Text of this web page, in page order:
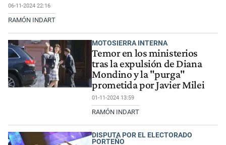
06-11-2024 22:16
RAMÓN INDART
MOTOSIERRA INTERNA
Temor en los ministerios
tras la expulsión de Diana
Mondino y la "purga"
prometida por Javier Milei
01-11-2024 13:59
RAMÓN INDART
DISPUTA POR EL ELECTORADO
PORTEÑO